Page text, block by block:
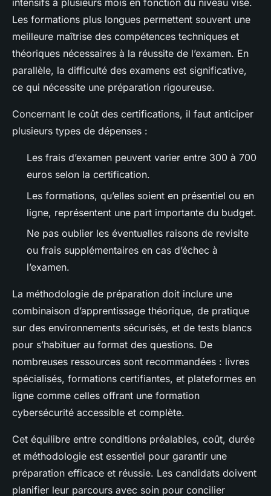
intensifs à plusieurs mois en fonction du niveau visé.
Les formations plus longues permettent souvent une
meilleure maîtrise des compétences techniques et
théoriques nécessaires à la réussite de l’examen. En
parallèle, la difficulté des examens est significative,
ce qui nécessite une préparation rigoureuse.
Concernant le coût des certifications, il faut anticiper
plusieurs types de dépenses :
Les frais d’examen peuvent varier entre 300 à 700
euros selon la certification.
Les formations, qu’elles soient en présentiel ou en
ligne, représentent une part importante du budget.
Ne pas oublier les éventuelles raisons de revisite
ou frais supplémentaires en cas d’échec à
l’examen.
La méthodologie de préparation doit inclure une
combinaison d’apprentissage théorique, de pratique
sur des environnements sécurisés, et de tests blancs
pour s’habituer au format des questions. De
nombreuses ressources sont recommandées : livres
spécialisés, formations certifiantes, et plateformes en
ligne comme celles offrant une formation
cybersécurité accessible et complète.
Cet équilibre entre conditions préalables, coût, durée
et méthodologie est essentiel pour garantir une
préparation efficace et réussie. Les candidats doivent
planifier leur parcours avec soin pour concilier